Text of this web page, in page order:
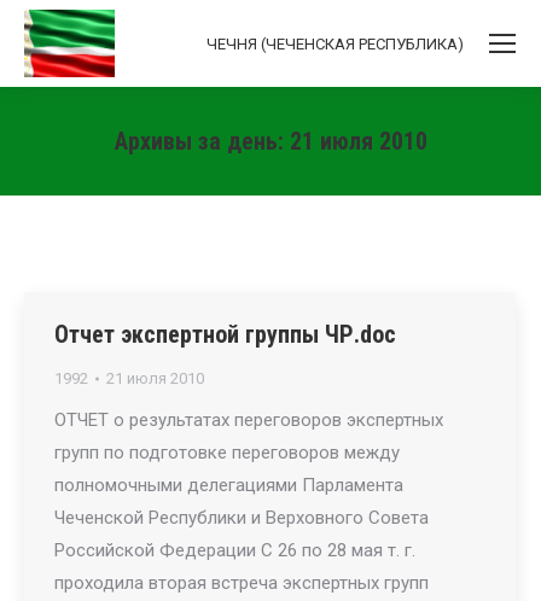
ЧЕЧНЯ (ЧЕЧЕНСКАЯ РЕСПУБЛИКА)
Архивы за день: 21 июля 2010
Отчет экспертной группы ЧР.doc
1992 21 июля 2010
ОТЧЕТ о результатах переговоров экспертных
групп по подготовке переговоров между
полномочными делегациями Парламента
Чеченской Республики и Верховного Совета
Российской Федерации С 26 по 28 мая т. г.
проходила вторая встреча экспертных групп